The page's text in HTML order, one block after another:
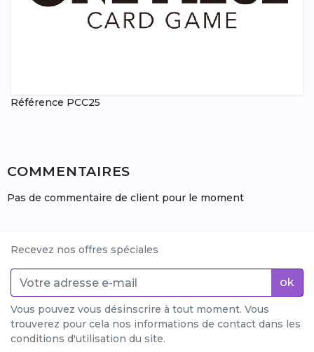
Référence PCC25
COMMENTAIRES
Pas de commentaire de client pour le moment
Recevez nos offres spéciales
ok
Vous pouvez vous désinscrire à tout moment. Vous
trouverez pour cela nos informations de contact dans les
conditions d'utilisation du site.